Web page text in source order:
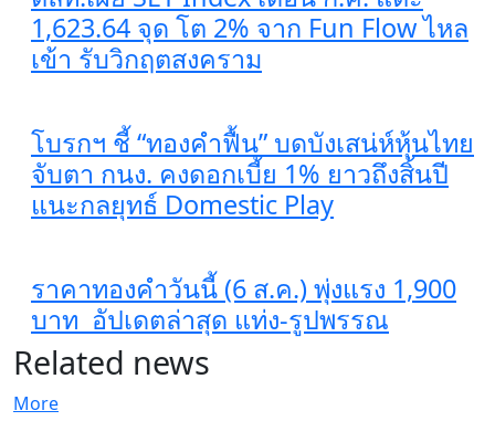
1,623.64 จุด โต 2% จาก Fun Flow ไหล
เข้า รับวิกฤตสงคราม
โบรกฯ ชี้ “ทองคำฟื้น” บดบังเสน่ห์หุ้นไทย
จับตา กนง. คงดอกเบี้ย 1% ยาวถึงสิ้นปี
แนะกลยุทธ์ Domestic Play
ราคาทองคำวันนี้ (6 ส.ค.) พุ่งแรง 1,900
บาท อัปเดตล่าสุด​ แท่ง-รูปพรรณ
Related news
More